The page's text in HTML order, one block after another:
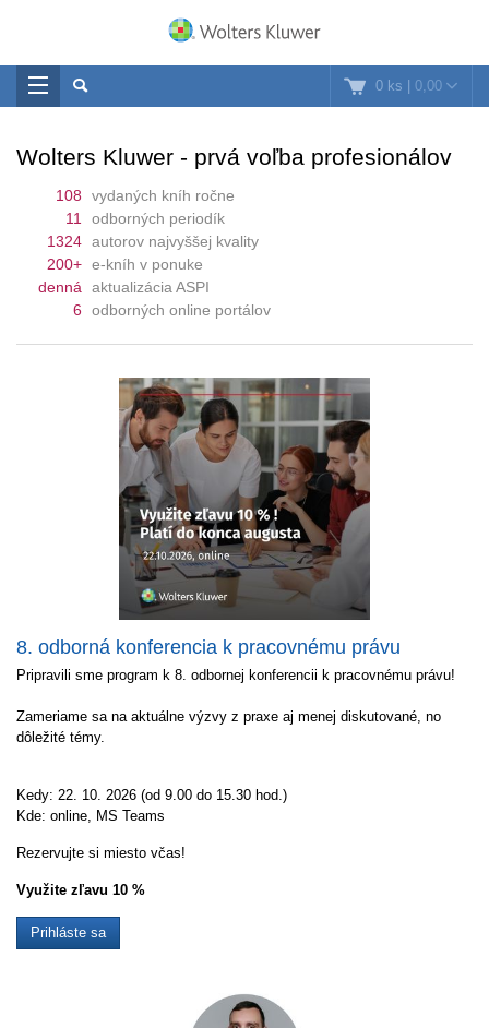
0 ks | 0,00
Wolters Kluwer - prvá voľba profesionálov
108
vydaných kníh ročne
11
odborných periodík
1324 autorov najvyššej kvality
200+ e-kníh v ponuke
denná
aktualizácia ASPI
6
odborných online portálov
8. odborná konferencia k pracovnému právu
Pripravili sme program k 8. odbornej konferencii k pracovnému právu!
Zameriame sa na aktuálne výzvy z praxe aj menej diskutované, no
dôležité témy.
Kedy: 22. 10. 2026 (od 9.00 do 15.30 hod.)
Kde: online, MS Teams
Rezervujte si miesto včas!
Využite zľavu 10 %
Prihláste sa